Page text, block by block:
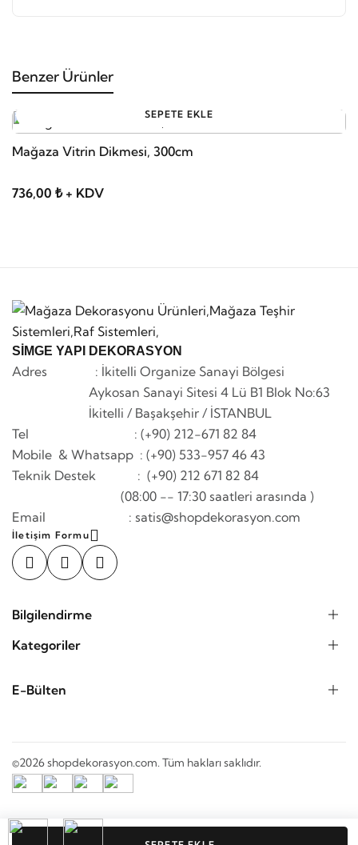
Benzer Ürünler
SEPETE EKLE
Mağaza Vitrin Dikmesi, 300cm
736,00 ₺ + KDV
SİMGE YAPI DEKORASYON
Adres : İkitelli Organize Sanayi Bölgesi
Aykosan Sanayi Sitesi 4 Lü B1 Blok No:63
İkitelli / Başakşehir / İSTANBUL
Tel : (+90) 212-671 82 84
Mobile & Whatsapp : (+90) 533-957 46 43
Teknik Destek : (+90) 212 671 82 84
(08:00 -- 17:30 saatleri arasında )
Email : satis@shopdekorasyon.com
İletişim Formu
Bilgilendirme
Kategoriler
E-Bülten
©2026 shopdekorasyon.com. Tüm hakları saklıdır.